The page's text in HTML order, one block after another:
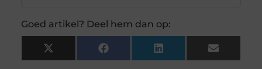
Goed artikel? Deel hem dan op:
X
(Twitter)
Facebook LinkedIn Email